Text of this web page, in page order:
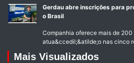
Gerdau abre inscrições para
o Brasil
Companhia oferece mais de 200
atua&ccedil;&atilde;o nas cinco
Mais Visualizados